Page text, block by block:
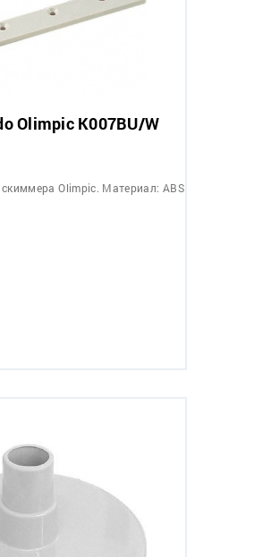
Olimpic K007BU/W
Olimpic. Материал: ABS